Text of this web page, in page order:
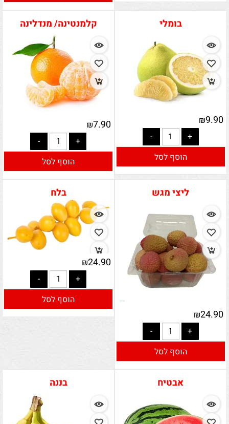
בומלי
₪9.90
הוסף לסל
קלמנטינה/ מנדלינה
₪7.90
הוסף לסל
ליצי מגש
₪24.90
הוסף לסל
בלח
₪24.90
הוסף לסל
אבטיח בננה